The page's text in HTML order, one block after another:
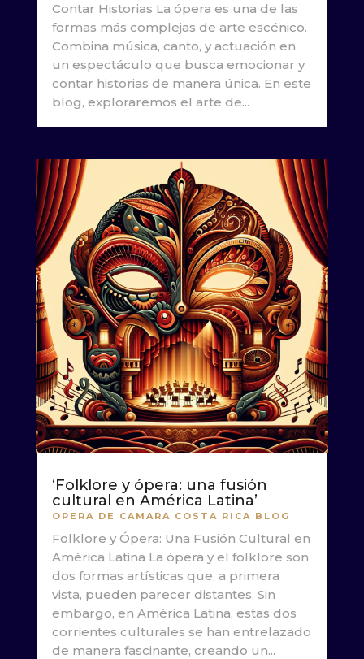
Contar Historias La ópera es una de las
formas más complejas de arte escénico.
Combina música, canto, y actuación en
un espectáculo que busca emocionar y
contar historias de manera única. En este
blog, exploraremos el arte de...
‘Folklore y ópera: una fusión
cultural en América Latina’
OPERA DE CAMARA COSTA RICA BLOG
Folklore y Ópera: Una Fusión Cultural en
América Latina La ópera y el folklore son
dos formas artísticas que, a primera
vista, pueden parecer distantes. Sin
embargo, en América Latina, estas dos
corrientes culturales se han entrelazado
de manera fascinante, creando un...